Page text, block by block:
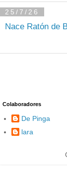
25/7/26
Nace Ratón de
Colaboradores
De Pinga
lara